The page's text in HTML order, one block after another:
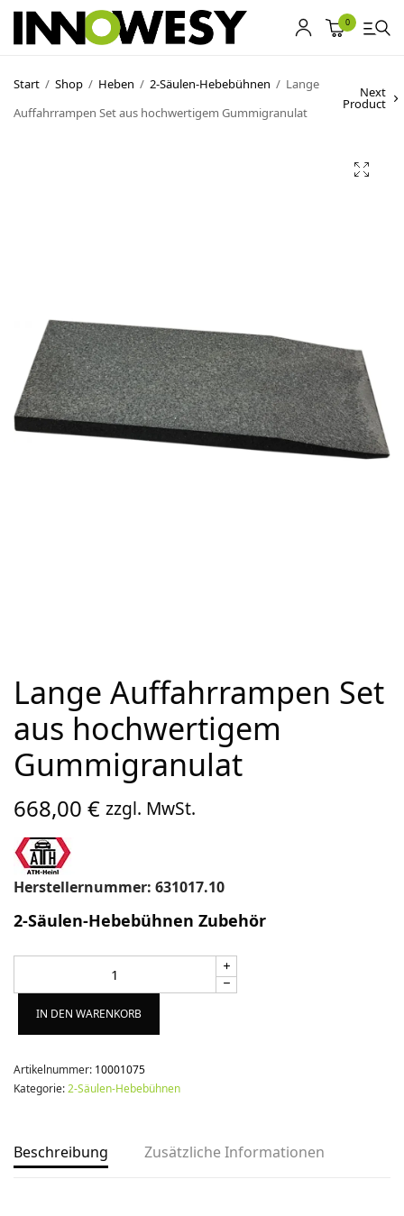
0
Start / Shop / Heben / 2-Säulen-Hebebühnen / Lange
Auffahrrampen Set aus hochwertigem Gummigranulat
Next
Product
Lange Auffahrrampen Set
aus hochwertigem
Gummigranulat
668,00€ zzgl. MwSt.
Herstellernummer: 631017.10
2-Säulen-Hebebühnen Zubehör
IN DEN WARENKORB
Artikelnummer: 10001075
Kategorie:2-Säulen-Hebebühnen
Beschreibung Zusätzliche Informationen
Shop